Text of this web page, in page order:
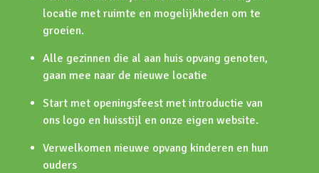
locatie met ruimte en mogelijkheden om te
groeien.
Alle gezinnen die al aan huis opvang genoten,
gaan mee naar de nieuwe locatie
Start met openingsfeest met introductie van
ons logo en huisstijl en onze eigen website.
Verwelkomen nieuwe opvang kinderen en hun
ouders